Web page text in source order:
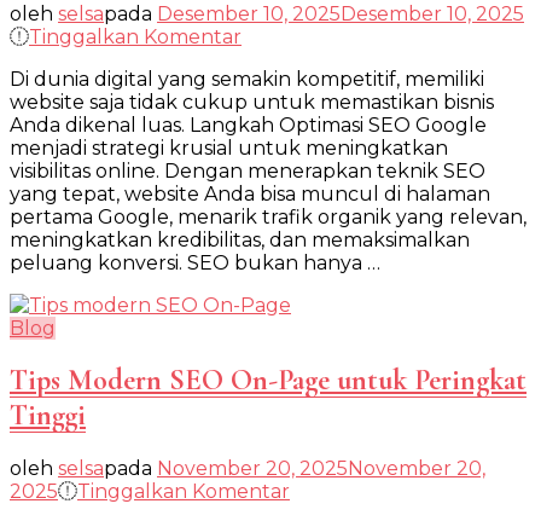
oleh selsapada Desember 10, 2025Desember 10, 2025
Tinggalkan Komentar
Optimasi
SEO
Google
untuk
Strategi
Pemasaran
Digital
Di dunia digital yang semakin kompetitif, memiliki
website saja tidak cukup untuk memastikan bisnis
Anda dikenal luas. Langkah Optimasi SEO Google
menjadi strategi krusial untuk meningkatkan
visibilitas online. Dengan menerapkan teknik SEO
yang tepat, website Anda bisa muncul di halaman
pertama Google, menarik trafik organik yang relevan,
meningkatkan kredibilitas, dan memaksimalkan
peluang konversi. SEO bukan hanya …
Blog
Tips Modern SEO On-Page untuk Peringkat
Tinggi
oleh selsapada November 20, 2025 November 20,
2025
Tinggalkan Komentar